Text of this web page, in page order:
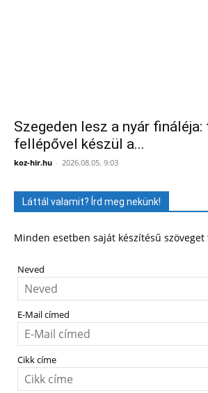
Szegeden lesz a nyár
fellépővel készül a...
koz-hir.hu - 2026.08.05. 9:03
Láttál valamit? Írd meg nekünk!
Minden esetben saját készítésű
Neved
E-Mail címed
Cikk címe